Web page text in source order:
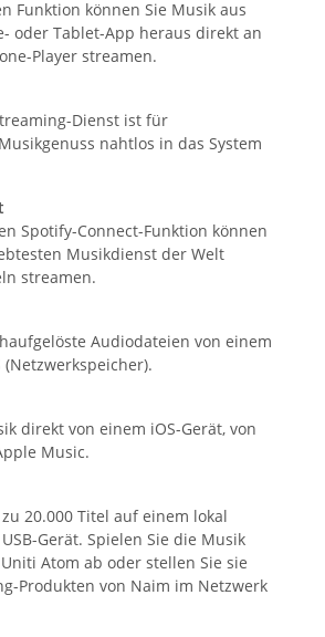
Funktion können Sie Musik aus
oder Tablet-App heraus direkt an
Player streamen.
Dienst ist für
nahtlos in das System
Spotify-Connect-Funktion können
Musikdienst der Welt
streamen.
Audiodateien von einem
(Netzwerkspeicher).
direkt von einem iOS-Gerät, von
Music.
20.000 Titel auf einem lokal
Gerät. Spielen Sie die Musik
Atom ab oder stellen Sie sie
Produkten von Naim im Netzwerk